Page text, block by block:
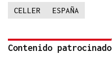
CELLER ESPAÑA
Contenido patrocinado